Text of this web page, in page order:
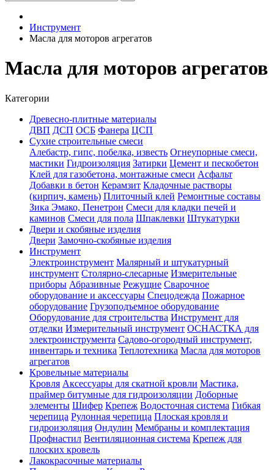
Инструмент
Масла для моторов агрегатов
Масла для моторов агрегатов
Категории
Древесно-плитные материалы
ДВП ДСП ОСБ Фанера ЦСП
Сухие строительные смеси
Алебастр, гипс, побелка, известь Огнеупорные смеси,
мастики Гидроизоляция Затирки Цемент и пескобетон
Клей для газобетона, монтажные смеси Асфальт
Добавки в бетон Керамзит Кладочные растворы
(кирпич, камень) Плиточный клей Ремонтные составы
Зика Эмако, Пенетрон Смеси для кладки печей и
каминов Смеси для пола Шпаклевки Штукатурки
Двери и скобяные изделия
Двери Замочно-скобяные изделия
Инструмент
Электроинструмент Малярный и штукатурный
инструмент Столярно-слесарные Измерительные
приборы Абразивные Режущие Сварочное
оборудование и аксессуары Спецодежда Пожарное
оборудование Грузоподъемное оборудование
Оборудование для строительства Инструмент для
отделки Измерительный инструмент ОСНАСТКА для
электроинструмента Садово-огородный инструмент,
инвентарь и техника Теплотехника Масла для моторов
агрегатов
Кровельные материалы
Кровля Аксессуары для скатной кровли Мастика,
праймер битумные для гидроизоляции Доборные
элементы Шифер Крепеж Водосточная система Гибкая
черепица Рулонная черепица Плоская кровля и
гидроизоляция Ондулин Мембраны и комплектация
Профнастил Вентиляционная система Крепеж для
плоских кровель
Лакокрасочные материалы